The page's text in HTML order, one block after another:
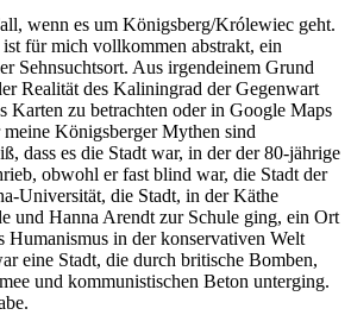
wenn es um Königsberg/Królewiec geht.
für mich vollkommen abstrakt, ein
Sehnsuchtsort. Aus irgendeinem Grund
Realität des Kaliningrad der Gegenwart
Karten zu betrachten oder in Google Maps
Königsberger Mythen sind
dass es die Stadt war, in der der 80-jährige
obwohl er fast blind war, die Stadt der
Universität, die Stadt, in der Käthe
und Hanna Arendt zur Schule ging, ein Ort
Humanismus in der konservativen Welt
eine Stadt, die durch britische Bomben,
und kommunistischen Beton unterging.